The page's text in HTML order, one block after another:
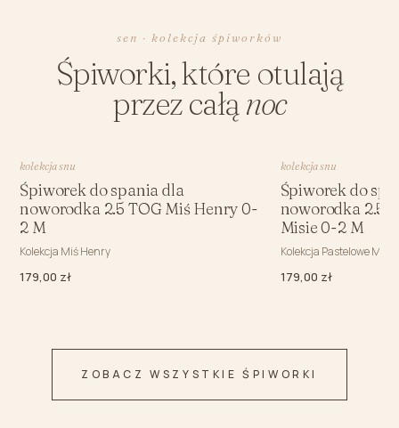
sen · kolekcja śpiworków
Śpiworki, które otulają
przez całąnoc
kolekcja snu
Śpiworek do spania dla
noworodka 2.5 TOG Miś Henry 0-
2 M
Kolekcja Miś Henry
179,00 zł
kolekcja snu
Śpiworek do
noworodka 2.5
Misie 0-2 M
Kolekcja Pastelowe Misie
179,00 zł
ZOBACZ WSZYSTKIE ŚPIWORKI